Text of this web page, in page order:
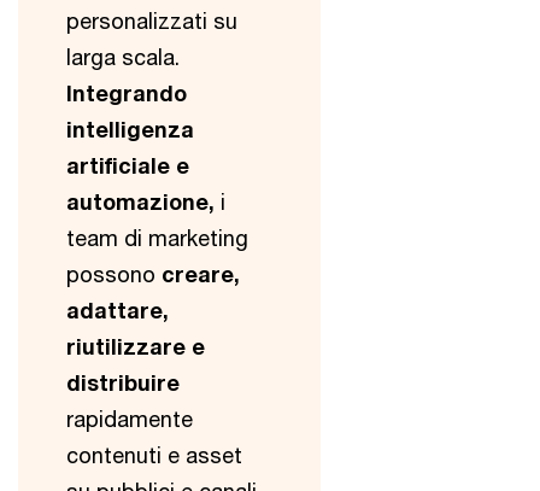
personalizzati su
larga scala.
Integrando
intelligenza
artificiale e
automazione, i
team di marketing
possono creare,
adattare,
riutilizzare e
distribuire
rapidamente
contenuti e asset